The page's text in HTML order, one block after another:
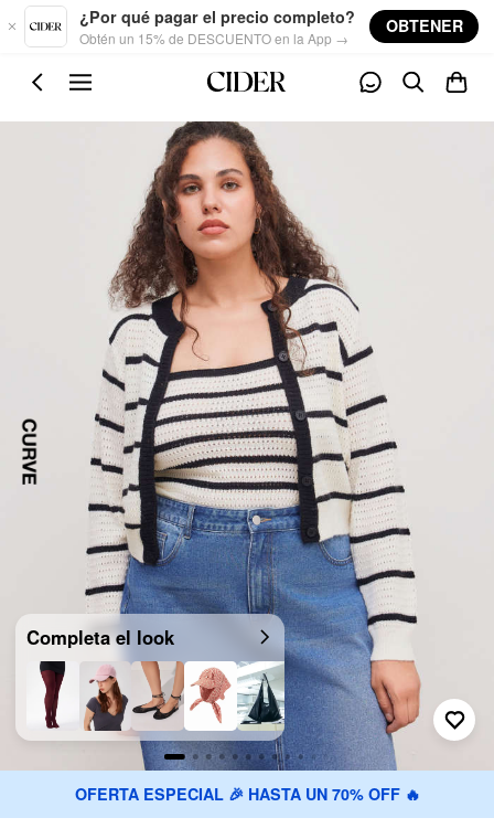
Skip to main content
¿Por qué pagar el precio completo?
Obtén un 15% de DESCUENTO en la App →
OBTENER
Completa el look
OFERTA ESPECIAL 🎉 HASTA UN 70% OFF 🔥